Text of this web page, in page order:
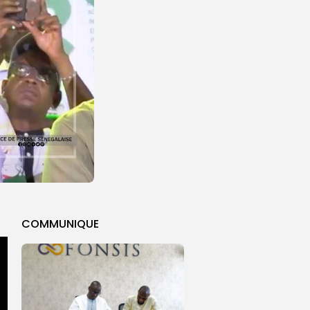
COMMUNIQUE